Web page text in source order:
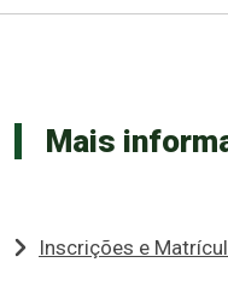
Mais
Inscrições e